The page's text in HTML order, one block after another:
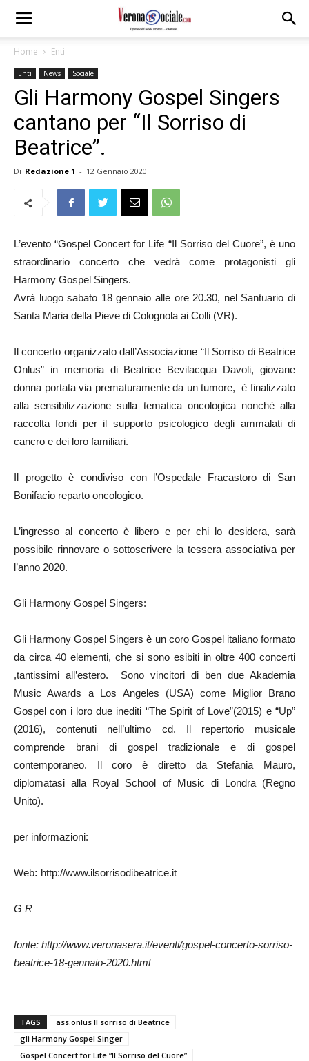
Home Enti
Enti News Sociale
Gli Harmony Gospel Singers
cantano per “Il Sorriso di
Beatrice”.
Di Redazione 1 - 12 Gennaio 2020
L’evento “Gospel Concert for Life “Il Sorriso del Cuore”, è uno
straordinario concerto che vedrà come protagonisti gli
Harmony Gospel Singers.
Avrà luogo sabato 18 gennaio alle ore 20.30, nel Santuario di
Santa Maria della Pieve di Colognola ai Colli (VR).
Il concerto organizzato dall’Associazione “Il Sorriso di Beatrice
Onlus” in memoria di Beatrice Bevilacqua Davoli, giovane
donna portata via prematuramente da un tumore, è finalizzato
alla sensibilizzazione sulla tematica oncologica nonchè alla
raccolta fondi per il supporto psicologico degli ammalati di
cancro e dei loro familiari.
Il progetto è condiviso con l’Ospedale Fracastoro di San
Bonifacio reparto oncologico.
L’ingresso al concerto è libero e per chi lo desidera, sarà
possibile rinnovare o sottoscrivere la tessera associativa per
l’anno 2020.
Gli Harmony Gospel Singers:
Gli Harmony Gospel Singers è un coro Gospel italiano formato
da circa 40 elementi, che si sono esibiti in oltre 400 concerti
,tantissimi all’estero. Sono vincitori di ben due Akademia
Music Awards a Los Angeles (USA) come Miglior Brano
Gospel con i loro due inediti “The Spirit of Love”(2015) e “Up”
(2016), contenuti nell’ultimo cd. Il repertorio musicale
comprende brani di gospel tradizionale e di gospel
contemporaneo. Il coro è diretto da Stefania Mauro,
diplomatasi alla Royal School of Music di Londra (Regno
Unito).
per informazioni:
Web: http://www.ilsorrisodibeatrice.it
G R
fonte: http://www.veronasera.it/eventi/gospel-concerto-sorriso-
beatrice-18-gennaio-2020.html
TAGS
ass.onlus Il sorriso di Beatrice
gli Harmony Gospel Singer
Gospel Concert for Life “Il Sorriso del Cuore”